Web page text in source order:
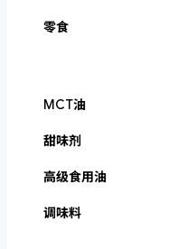
零食
MCT油
甜味剂
高级食用油
调味料